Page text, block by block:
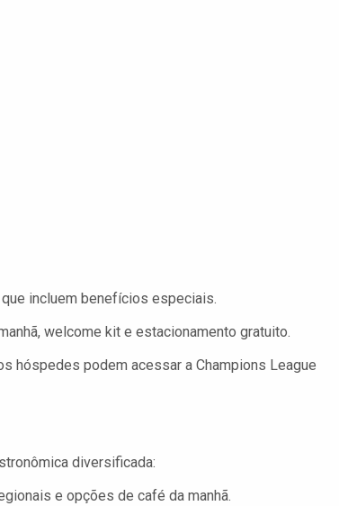
incluem benefícios especiais.
welcome kit e estacionamento gratuito.
hóspedes podem acessar a Champions League
diversificada:
e opções de café da manhã.